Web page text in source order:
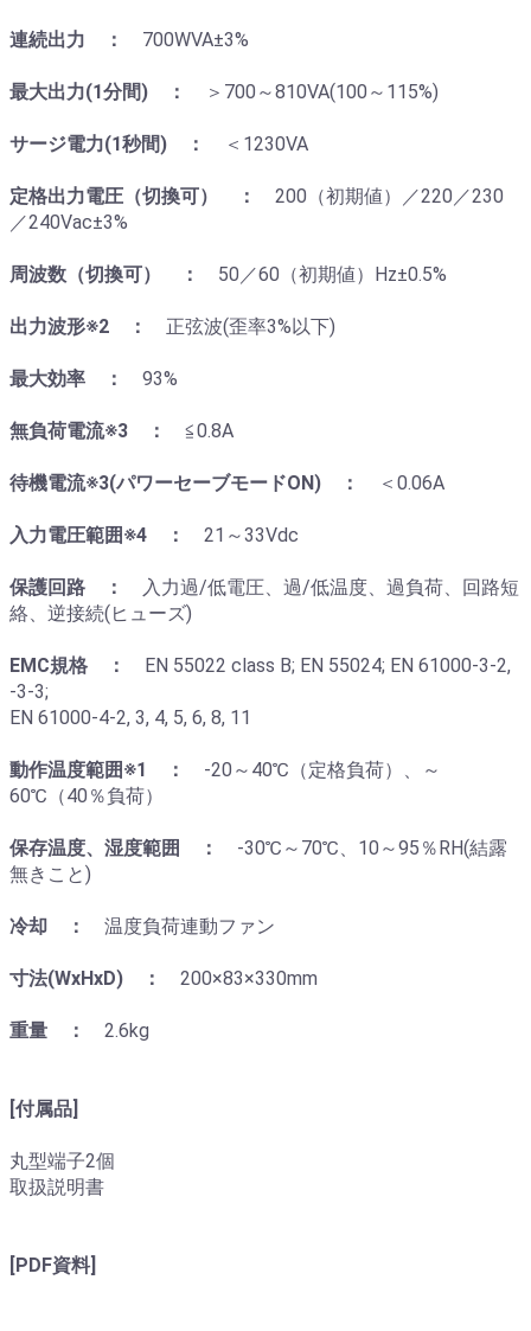
連続出力 ： 700WVA±3%
最大出力(1分間) ： ＞700～810VA(100～115%)
サージ電力(1秒間) ： ＜1230VA
定格出力電圧（切換可） ： 200（初期値）／220／230
／240Vac±3%
周波数（切換可） ： 50／60（初期値）Hz±0.5%
出力波形※2 ： 正弦波(歪率3%以下)
最大効率 ： 93%
無負荷電流※3 ： ≦0.8A
待機電流※3(パワーセーブモードON) ： ＜0.06A
入力電圧範囲※4 ： 21～33Vdc
保護回路 ：
入力過/低電圧、過/低温度、過負荷、回路短
絡、逆接続(ヒューズ)
EMC規格 ： EN 55022 class B; EN 55024; EN 61000-3-2,
-3-3;
EN 61000-4-2, 3, 4, 5, 6, 8, 11
動作温度範囲※1 ： -20～40℃（定格負荷）、～
60℃（40％負荷）
保存温度、湿度範囲 ： -30℃～70℃、10～95％RH(結露
無きこと)
冷却 ： 温度負荷連動ファン
寸法(WxHxD) ： 200×83×330mm
重量 ： 2.6kg
[付属品]
丸型端子2個
取扱説明書
[PDF資料]